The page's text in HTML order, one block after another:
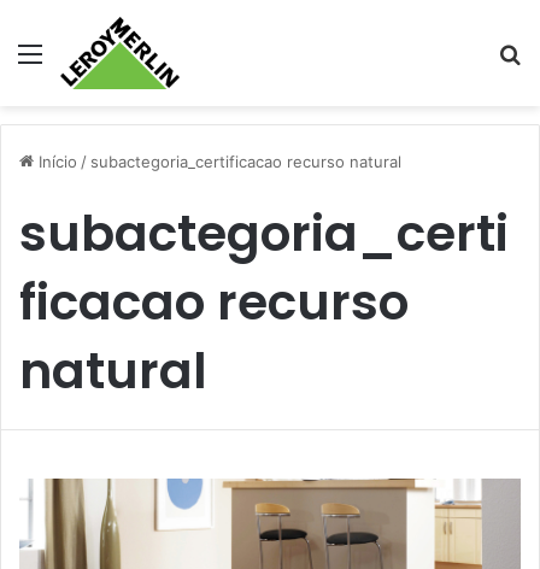
Menu
Início / subactegoria_certificacao recurso natural
subactegoria_certi
ficacao recurso
natural